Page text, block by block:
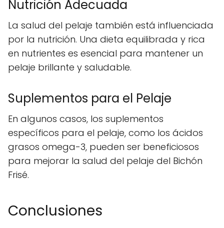
Nutrición Adecuada
La salud del pelaje también está influenciada
por la nutrición. Una dieta equilibrada y rica
en nutrientes es esencial para mantener un
pelaje brillante y saludable.
Suplementos para el Pelaje
En algunos casos, los suplementos
específicos para el pelaje, como los ácidos
grasos omega-3, pueden ser beneficiosos
para mejorar la salud del pelaje del Bichón
Frisé.
Conclusiones